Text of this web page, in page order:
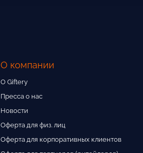
О компании
О Giftery
Пресса о нас
Новости
Оферта для физ. лиц
Оферта для корпоративных клиентов